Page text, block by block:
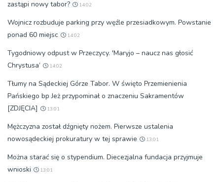
zastąpi nowy tabor?
14:02
Wojnicz rozbuduje parking przy węźle przesiadkowym. Powstanie
ponad 60 miejsc
14:02
Tygodniowy odpust w Przeczycy. 'Maryjo – naucz nas głosić
Chrystusa’
14:02
Tłumy na Sądeckiej Górze Tabor. W święto Przemienienia
Pańskiego bp Jeż przypominał o znaczeniu Sakramentów
[ZDJĘCIA]
13:01
Mężczyzna został dźgnięty nożem. Pierwsze ustalenia
nowosądeckiej prokuratury w tej sprawie
13:01
Można starać się o stypendium. Diecezjalna fundacja przyjmuje
wnioski
13:01